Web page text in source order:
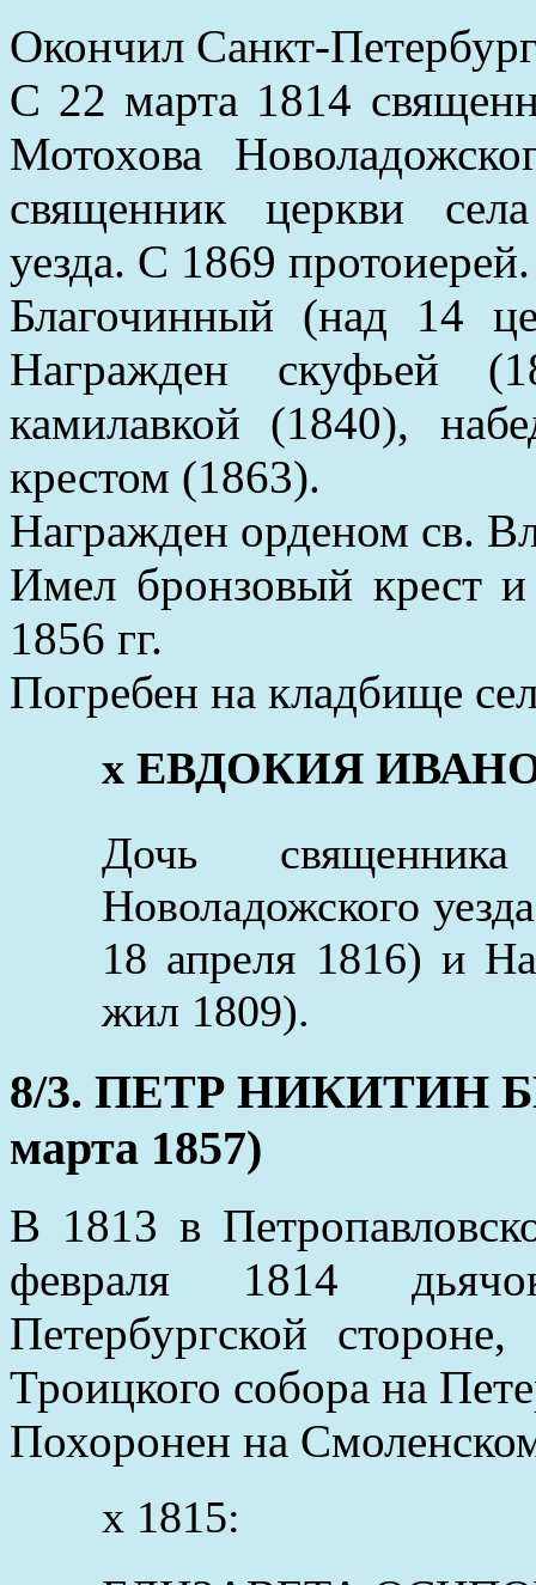
Окончил Санкт-
С 22 марта 1814
Мотохова
священник церкви
уезда. С 1869
Благочинный (над 14
Награжден скуфьей
камилавкой (1840),
крестом (1863).
Награжден орденом св.
Имел бронзовый крест
1856 гг.
Погребен на кладбище
x ЕВДОКИЯ
Дочь
Новоладожского
18 апреля 1816) и
жил 1809).
8/3. ПЕТР НИКИТИН
марта 1857)
В 1813 в
февраля 1814
Петербургской
Троицкого собора на
Похоронен на
x 1815: